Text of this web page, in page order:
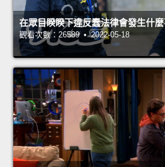
在眾目睽睽下違反蠢法律會發生什麼
觀看次數：26589 • 2022-05-18